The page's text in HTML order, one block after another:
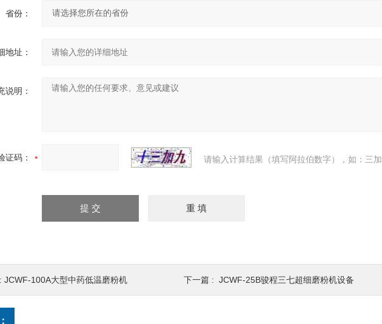
省份：
地址：
说明：
证码： 请输入计算结果（填写阿拉伯数字），如：三
JCWF-100A大型中药低温磨粉机 下一篇 : JCWF-25B骏程三七超细磨粉机设备